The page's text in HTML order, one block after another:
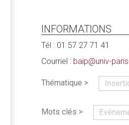
INFORMATIONS
Tél : 01 57 27 71 41
Courriel : baip@univ-
Thématique >
Mots clés >